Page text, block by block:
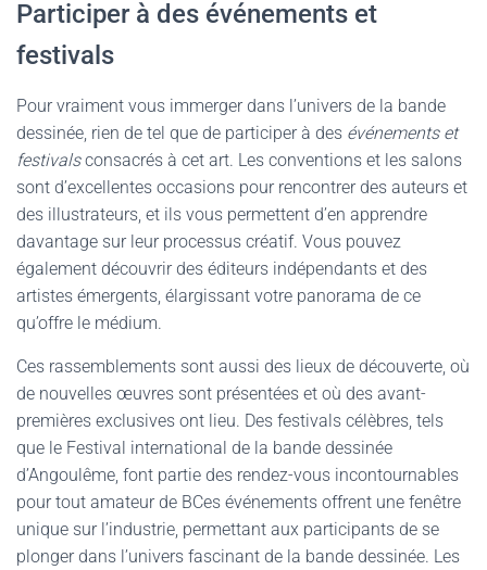
Participer à des événements et
festivals
Pour vraiment vous immerger dans l’univers de la bande
dessinée, rien de tel que de participer à des événements et
festivalsconsacrés à cet art. Les conventions et les salons
sont d’excellentes occasions pour rencontrer des auteurs et
des illustrateurs, et ils vous permettent d’en apprendre
davantage sur leur processus créatif. Vous pouvez
également découvrir des éditeurs indépendants et des
artistes émergents, élargissant votre panorama de ce
qu’offre le médium.
Ces rassemblements sont aussi des lieux de découverte, où
de nouvelles œuvres sont présentées et où des avant-
premières exclusives ont lieu. Des festivals célèbres, tels
que le Festival international de la bande dessinée
d’Angoulême, font partie des rendez-vous incontournables
pour tout amateur de BCes événements offrent une fenêtre
unique sur l’industrie, permettant aux participants de se
plonger dans l’univers fascinant de la bande dessinée. Les